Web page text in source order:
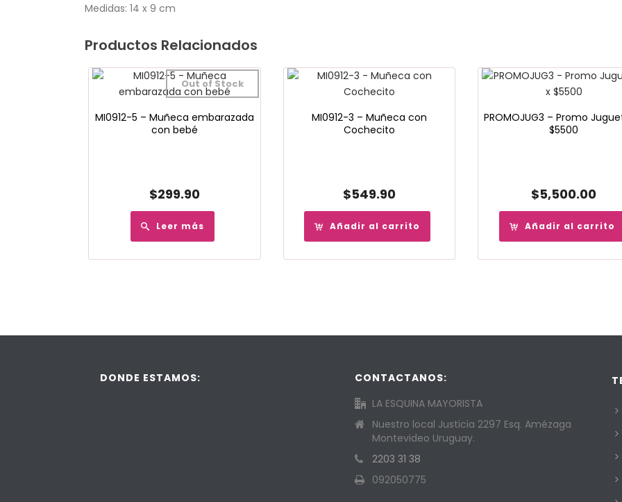
Medidas: 14 x 9 cm
Productos Relacionados
MI0912-5 – Muñeca embarazada
con bebé
Out of Stock
$299.90
Leer más
MI0912-3 – Muñeca con
Cochecito
$549.90
Añadir al carrito
PROMOJUG3 – Promo
$5500
$5,500.00
Añadir al carrito
DONDE ESTAMOS:
CONTACTANOS:
LA ESQUINA MAYORISTA
Nuestro local Justicia 2297 Esq. Amézaga
Montevideo Uruguay.
2203 31 38
092050775